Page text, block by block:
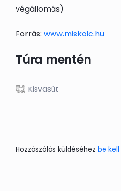
végállomás)
Forrás: www.miskolc.hu
Túra mentén
Kisvasút
Hozzászólás küldéséhez be